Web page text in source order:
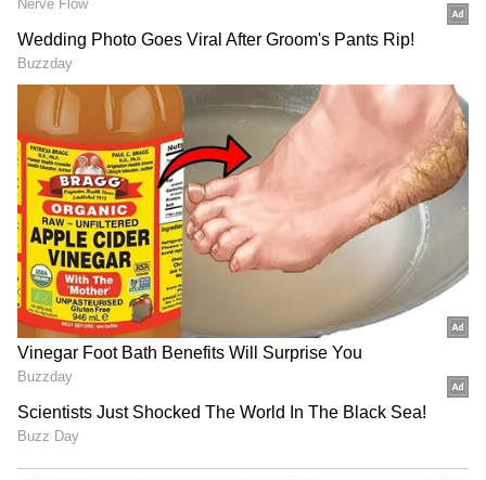
నల్లని మేఘాలు లోడింగ్...
తెలంగాణలో 10, ఏపీలో 7
జిల్లాల్లో భారీ వర్షాలు
భారీగా తరలి వచ్చిన ఫ్యాన్స్ | YS
Jagan East Godavari Tour
రైస్ తింటే క్యాన్సర్ వస్తుందంట
చంద్రబాబుపై జగన్ పంచ్ లు | YS
Jagan East Godavari Tour |
Devarapalli
సినిమా రేంజ్ లో జగన్‌ మాస్
ఎంట్రీ | YS Jagan Visits
Devarapalli Tobacco
Procurement Centre
LATEST VIDEOS
తరలి వచ్చిన ఫ్యాన్స్ | YS Jagan East